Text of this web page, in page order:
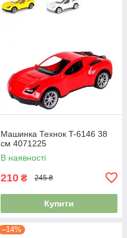
Машинка Технок T-6146 38
см 4071225
В наявності
210 ₴ 245 ₴
Купити
–14%